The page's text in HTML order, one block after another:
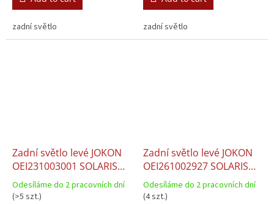
zadní světlo zadní světlo
Zadní světlo levé JOKON
OEI231003001 SOLARIS
URBINO II
Odesíláme do 2 pracovních dní
(>5 szt.)
Zadní světlo levé JOKON
OEI261002927 SOLARIS
URBINO II 18 10.2006-
12.2018
Odesíláme do 2 pracovních dní
(4 szt.)